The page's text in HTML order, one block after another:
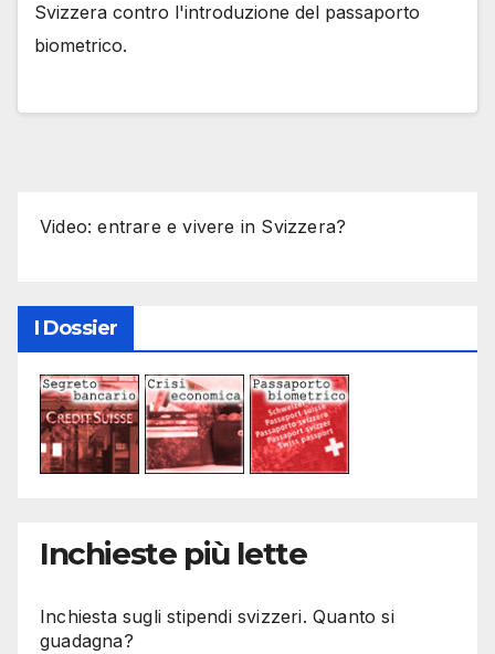
Svizzera contro l'introduzione del passaporto
biometrico.
Video: entrare e vivere in Svizzera?
I Dossier
Inchieste più lette
Inchiesta sugli stipendi svizzeri. Quanto si
guadagna?